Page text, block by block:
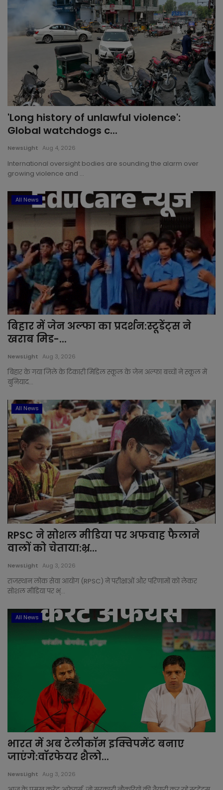
'Long history of unlawful violence':
Global watchdogs c...
NewsLight Aug 4, 2026
International oversight bodies are sounding the alarm over
growing violence and ...
All News
बिहार में जेन अल्फा का प्रदर्शन:स्टूडेंट्स ने
खराब मिड-...
NewsLight Aug 3, 2026
बिहार के गया जिले के टिकारी मिडिल स्कूल के जेन अल्फा बच्चों ने स्कूल में
बुनियाद...
All News
RPSC ने सोशल मीडिया पर अफवाह फैलाने
वालों को चेताया:भ्र...
NewsLight Aug 3, 2026
राजस्थान लोक सेवा आयोग (RPSC) ने परीक्षाओं और परिणामों को लेकर
सोशल मीडिया पर भ्...
All News
भारत में अब टेलीकॉम इक्विपमेंट बनाए
जाएंगे:वॉरफेयर शैलो...
NewsLight Aug 3, 2026